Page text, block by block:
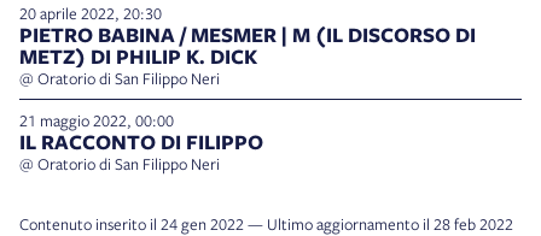
20 aprile 2022, 20:30
PIETRO BABINA / MESMER | M (IL DISCORSO DI
METZ) DI PHILIP K. DICK
@ Oratorio di San Filippo Neri
21 maggio 2022, 00:00
IL RACCONTO DI FILIPPO
@ Oratorio di San Filippo Neri
Contenuto inserito il 24 gen 2022 — Ultimo aggiornamento il 28 feb 2022